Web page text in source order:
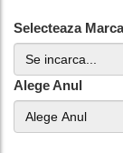
Selecteaza Marca
Alege Anul